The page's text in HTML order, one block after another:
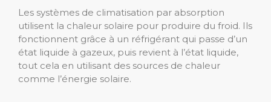
Les systèmes de climatisation par absorption
utilisent la chaleur solaire pour produire du froid. Ils
fonctionnent grâce à un réfrigérant qui passe d’un
état liquide à gazeux, puis revient à l’état liquide,
tout cela en utilisant des sources de chaleur
comme l’énergie solaire.